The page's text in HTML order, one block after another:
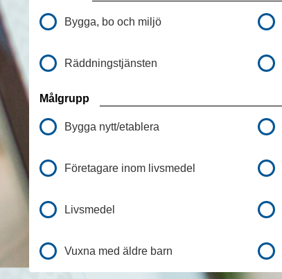
Bygga, bo och miljö
Räddningstjänsten
Målgrupp
Bygga nytt/etablera
Företagare inom livsmedel
Livsmedel
Vuxna med äldre barn